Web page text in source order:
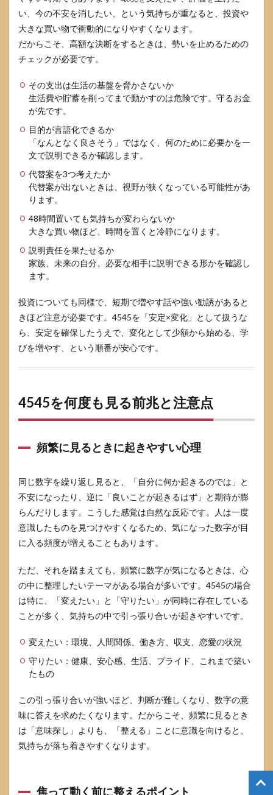
い、今の不安を消したい、という気持ちが重なると、投資や
大きな買い物で衝動的になりやすくなります。
だからこそ、高額な決断をするときは、勢いを止めるための
チェックが必要です。
その支出は生活の基盤を脅かさないか
生活費や貯蓄を削ってまで動かすのは危険です。守るお金
が先です。
目的が言語化できるか
「なんとなく良さそう」ではなく、何のために必要かを一
文で説明できるか確認します。
代替案を3つ考えたか
代替案が出ないときは、視野が狭くなっている可能性があ
ります。
48時間置いても気持ちが変わらないか
大きな買い物ほど、時間を置くと冷静になります。
説明責任を果たせるか
家族、未来の自分、必要な相手に説明できる形かを確認し
ます。
投資についても同様で、短期で増やす話や強い勧誘があると
きほど注意が必要です。4545を「安定×変化」として扱うな
ら、安定を確保したうえで、変化として少額から始める、学
びを増やす、という順番が安心です。
4545を何度も見る前兆と注意点
頻繁に見るときに起きやすい心理
同じ数字を繰り返し見ると、「自分に何か起きるのでは」と
不安になったり、逆に「良いことが起きるはず」と期待が膨
らんだりします。こうした感覚は自然な反応です。人は一度
意識したものを見つけやすくなるため、気になった数字が目
に入る頻度が増えることもあります。
ただ、それを踏まえても、頻繁に数字が気になるときは、心
の中に整理したいテーマがある場合が多いです。4545の場合
は特に、「変えたい」と「守りたい」が同時に存在している
ことが多く、気持ちの中で引っ張り合いが起きやすいです。
変えたい：環境、人間関係、働き方、収支、恋愛の状況
守りたい：健康、安心感、生活、プライド、これまで築い
たもの
この引っ張り合いが強いほど、判断が難しくなり、数字の意
味に答えを求めたくなります。だからこそ、頻繁に見るとき
は「意味探し」よりも、「整える」ことに意識を向けると、
気持ちが落ち着きやすくなります。
焦って動く前に整えるポイント